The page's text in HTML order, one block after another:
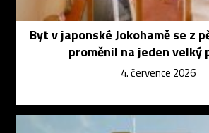
Byt v japonské Jokohamě se z
proměnil na jeden velký
4. července 2026